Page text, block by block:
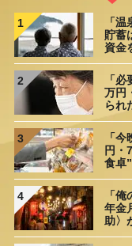
1
「
貯蓄
資金
2
「
万円
られ
3
「
円・
食卓”
4
「
年金
助〉